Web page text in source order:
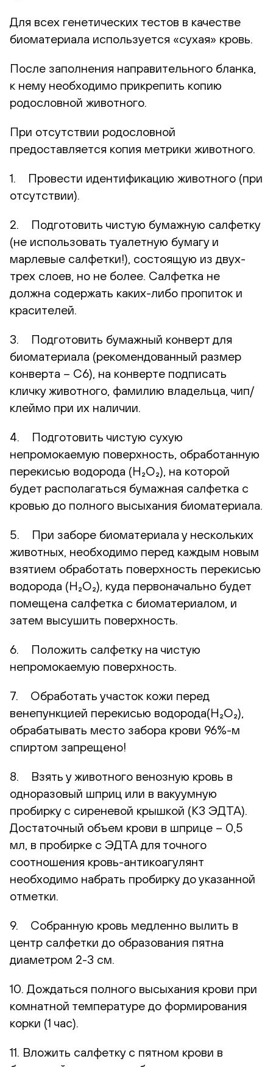
Для всех генетических тестов в качестве
биоматериала используется «сухая» кровь.
После заполнения направительного бланка,
к нему необходимо прикрепить копию
родословной животного.
При отсутствии родословной
предоставляется копия метрики животного.
1. Провести идентификацию животного (при
отсутствии).
2. Подготовить чистую бумажную салфетку
(не использовать туалетную бумагу и
марлевые салфетки!), состоящую из двух-
трех слоев, но не более. Салфетка не
должна содержать каких-либо пропиток и
красителей.
3. Подготовить бумажный конверт для
биоматериала (рекомендованный размер
конверта – С6), на конверте подписать
кличку животного, фамилию владельца, чип/
клеймо при их наличии.
4. Подготовить чистую сухую
непромокаемую поверхность, обработанную
перекисью водорода (H₂O₂), на которой
будет располагаться бумажная салфетка с
кровью до полного высыхания биоматериала.
5. При заборе биоматериала у нескольких
животных, необходимо перед каждым новым
взятием обработать поверхность перекисью
водорода (H₂O₂), куда первоначально будет
помещена салфетка с биоматериалом, и
затем высушить поверхность.
6. Положить салфетку на чистую
непромокаемую поверхность.
7. Обработать участок кожи перед
венепункцией перекисью водорода(H₂O₂),
обрабатывать место забора крови 96%-м
спиртом запрещено!
8. Взять у животного венозную кровь в
одноразовый шприц или в вакуумную
пробирку с сиреневой крышкой (К3 ЭДТА).
Достаточный объем крови в шприце – 0,5
мл, в пробирке с ЭДТА для точного
соотношения кровь-антикоагулянт
необходимо набрать пробирку до указанной
отметки.
9. Собранную кровь медленно вылить в
центр салфетки до образования пятна
диаметром 2-3 см.
10. Дождаться полного высыхания крови при
комнатной температуре до формирования
корки (1 час).
11. Вложить салфетку с пятном крови в